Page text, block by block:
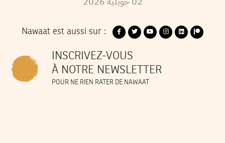
Nawaat est aussi sur :
INSCRIVEZ-VOUS
À NOTRE NEWSLETTER
POUR NE RIEN RATER DE NAWAAT